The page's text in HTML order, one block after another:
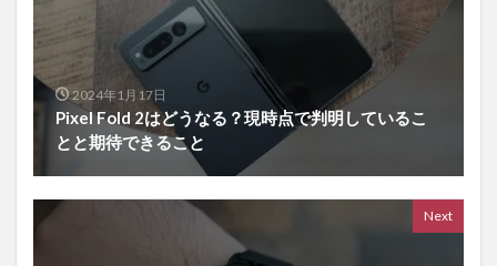
2024年1月17日
Pixel Fold 2はどうなる？現時点で判明しているこ
とと期待できること
Next